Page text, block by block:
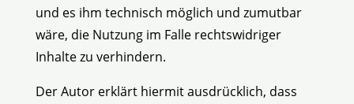
und es ihm technisch möglich und zumutbar
wäre, die Nutzung im Falle rechtswidriger
Inhalte zu verhindern.
Der Autor erklärt hiermit ausdrücklich, dass